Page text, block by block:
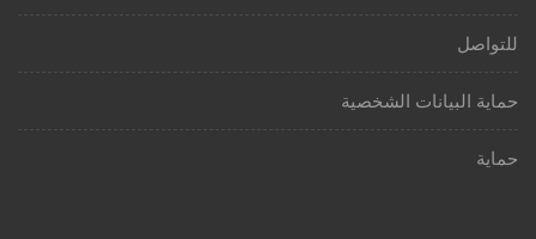
للتواصل
حماية البيانات الشخصية
حماية